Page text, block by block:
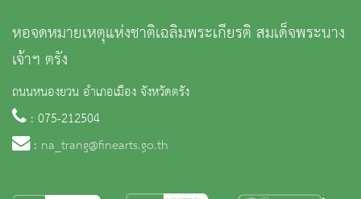
หอจดหมายเหตุแห่งชาติเฉลิมพระเกียรติ สมเด็จพระนาง
เจ้าฯ ตรัง
ถนนหนองยวน อำเภอเมือง จังหวัดตรัง
: 075-212504
: na_trang@finearts.go.th